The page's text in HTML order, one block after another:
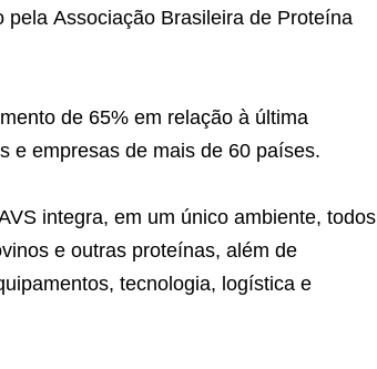
Associação Brasileira de Proteína
de 65% em relação à última
e empresas de mais de 60 países.
integra, em um único ambiente, todos
e outras proteínas, além de
tecnologia, logística e